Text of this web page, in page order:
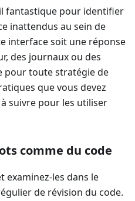
fantastique pour identifier
inattendus au sein de
interface soit une réponse
des journaux ou des
pour toute stratégie de
que vous devez
suivre pour les utiliser
comme du code
examinez-les dans le
de révision du code.